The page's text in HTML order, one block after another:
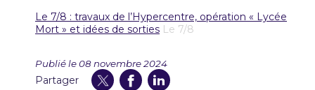
Le 7/8 : travaux de l’Hypercentre, opération « Lycée
Mort » et idées de sorties Le 7/8
Publié le 08 novembre 2024
Partager